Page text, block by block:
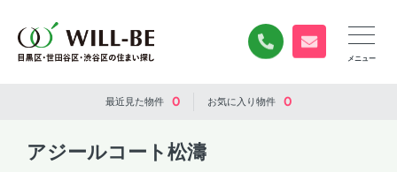
0120-840-834
無料お問い合
最近見た物件 0 お気に入り物件 0
アジールコート松濤